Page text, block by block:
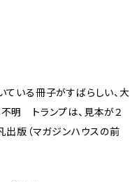
いる冊子がすばらしい、大
明 トランプは、見本が２
出版（マガジンハウスの前